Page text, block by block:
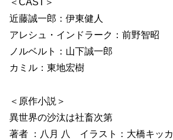
＜CAST＞
近藤誠一郎：伊東健人
アレシュ・インドラーク：前野智昭
ノルベルト：山下誠一郎
カミル：東地宏樹
＜原作小説＞
異世界の沙汰は社畜次第
著者 ：八月 八 イラスト：大橋キッカ